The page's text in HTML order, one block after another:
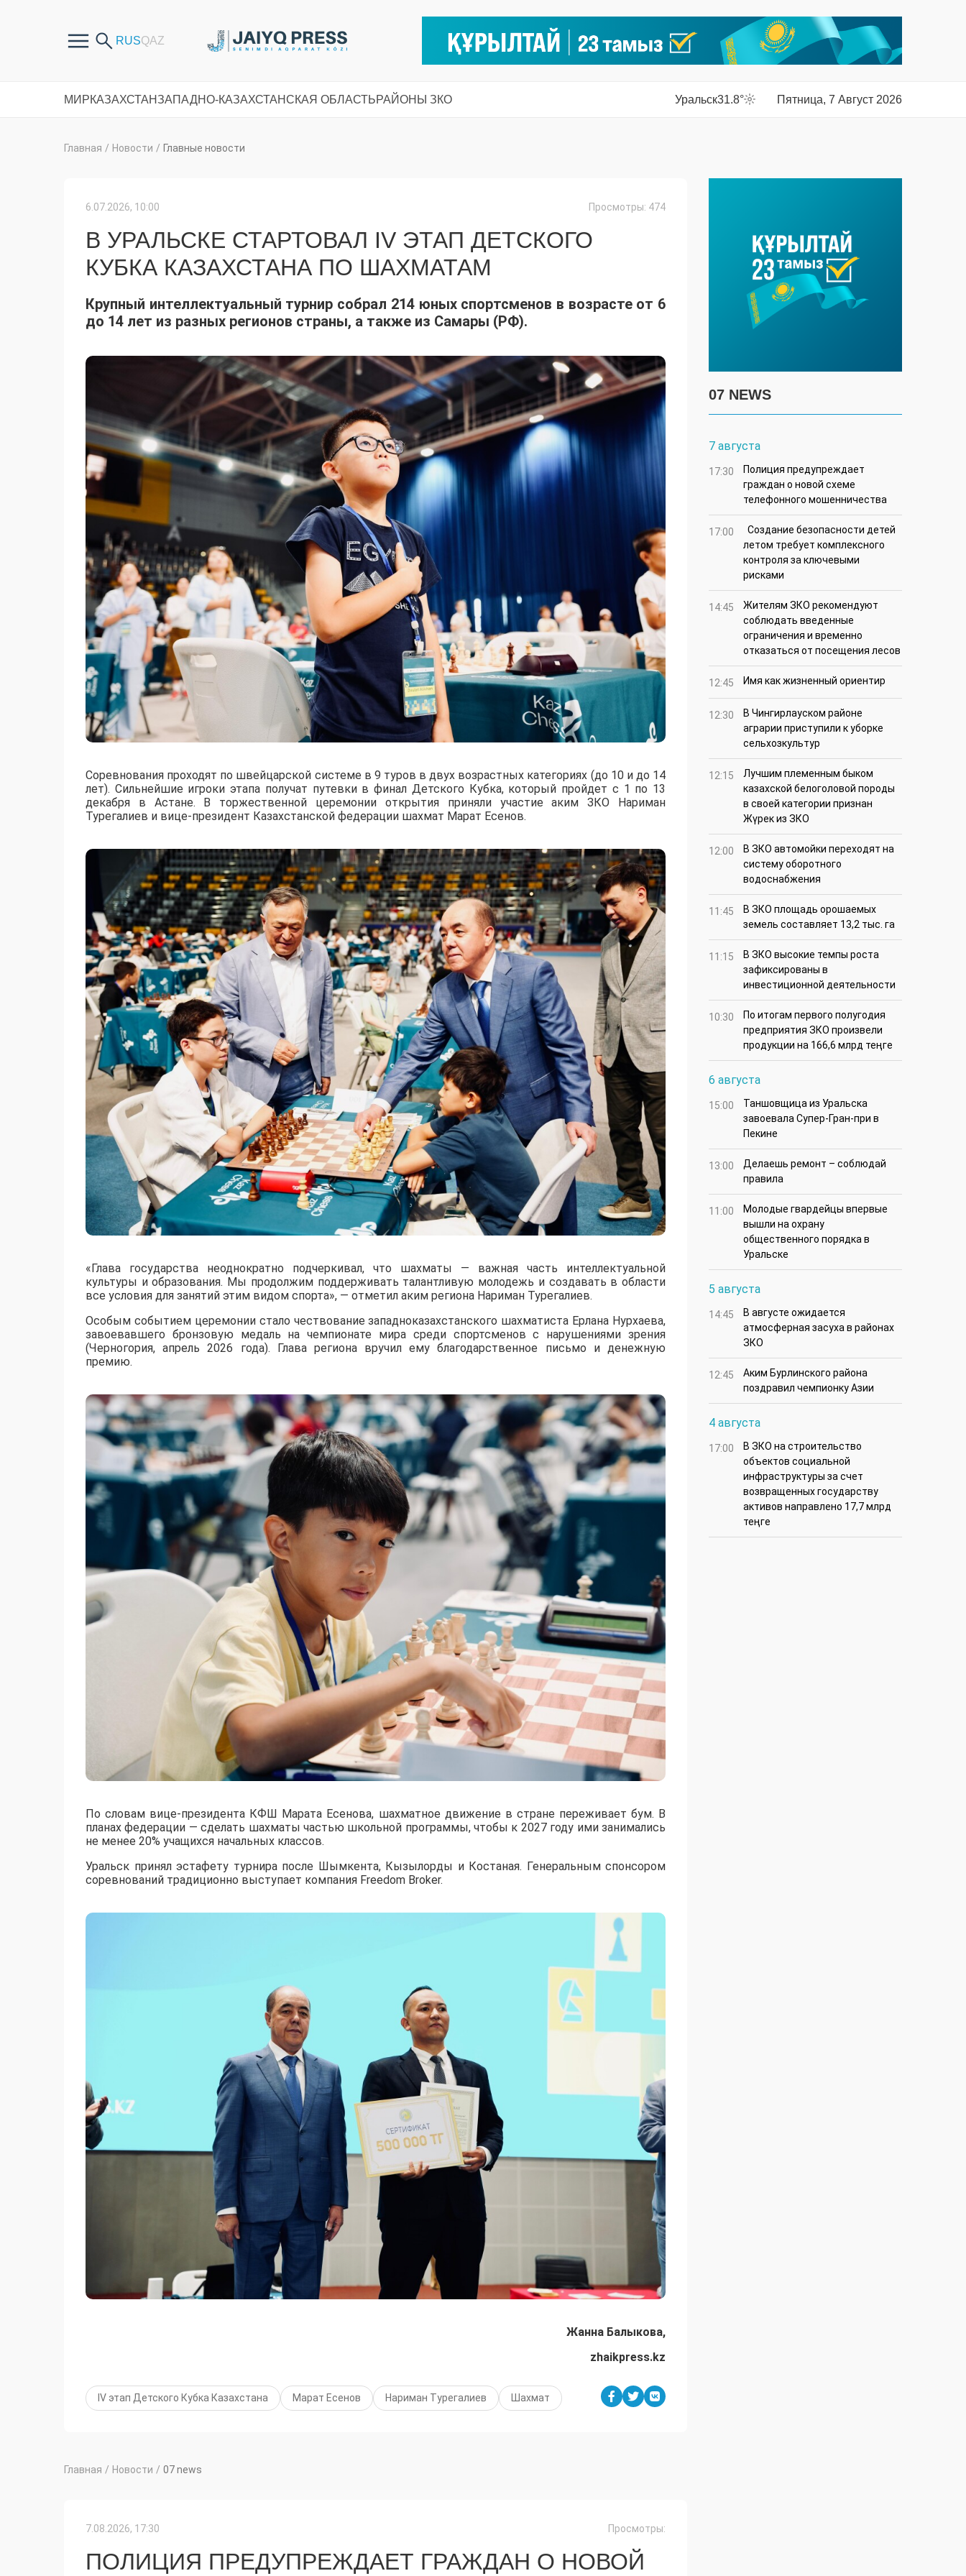
МИРКАЗАХСТАНЗАПАДНО-КАЗАХСТАНСКАЯ ОБЛАСТЬРАЙОНЫ ЗКО Уральск31.8° Пятница, 7 Август 2026
Главная / Новости / Главные новости
6.07.2026, 10:00 Просмотры: 474
В УРАЛЬСКЕ СТАРТОВАЛ IV ЭТАП ДЕТСКОГО
КУБКА КАЗАХСТАНА ПО ШАХМАТАМ
Крупный интеллектуальный турнир собрал 214 юных спортсменов в возрасте от 6
до 14 лет из разных регионов страны, а также из Самары (РФ).
Соревнования проходят по швейцарской системе в 9 туров в двух возрастных категориях (до 10 и до 14
лет). Сильнейшие игроки этапа получат путевки в финал Детского Кубка, который пройдет с 1 по 13
декабря в Астане. В торжественной церемонии открытия приняли участие аким ЗКО Нариман
Турегалиев и вице-президент Казахстанской федерации шахмат Марат Есенов.
«Глава государства неоднократно подчеркивал, что шахматы — важная часть интеллектуальной
культуры и образования. Мы продолжим поддерживать талантливую молодежь и создавать в области
все условия для занятий этим видом спорта», — отметил аким региона Нариман Турегалиев.
Особым событием церемонии стало чествование западноказахстанского шахматиста Ерлана Нурхаева,
завоевавшего бронзовую медаль на чемпионате мира среди спортсменов с нарушениями зрения
(Черногория, апрель 2026 года). Глава региона вручил ему благодарственное письмо и денежную
премию.
По словам вице-президента КФШ Марата Есенова, шахматное движение в стране переживает бум. В
планах федерации — сделать шахматы частью школьной программы, чтобы к 2027 году ими занимались
не менее 20% учащихся начальных классов.
Уральск принял эстафету турнира после Шымкента, Кызылорды и Костаная. Генеральным спонсором
соревнований традиционно выступает компания Freedom Broker.
Жанна Балыкова,
zhaikpress.kz
IV этап Детского Кубка Казахстана Марат Есенов Нариман Турегалиев Шахмат
Главная / Новости / 07 news
7.08.2026, 17:30 Просмотры:
ПОЛИЦИЯ ПРЕДУПРЕЖДАЕТ ГРАЖДАН О НОВОЙ
07 NEWS
7 августа
17:30
Полиция предупреждает
граждан о новой схеме
телефонного мошенничества
17:00
Создание безопасности детей
летом требует комплексного
контроля за ключевыми
рисками
14:45
Жителям ЗКО рекомендуют
соблюдать введенные
ограничения и временно
отказаться от посещения лесов
12:45 Имя как жизненный ориентир
12:30
В Чингирлауском районе
аграрии приступили к уборке
сельхозкультур
12:15
Лучшим племенным быком
казахской белоголовой породы
в своей категории признан
Жүрек из ЗКО
12:00
В ЗКО автомойки переходят на
систему оборотного
водоснабжения
11:45
В ЗКО площадь орошаемых
земель составляет 13,2 тыс. га
11:15
В ЗКО высокие темпы роста
зафиксированы в
инвестиционной деятельности
10:30
По итогам первого полугодия
предприятия ЗКО произвели
продукции на 166,6 млрд теңге
6 августа
15:00
Таншовщица из Уральска
завоевала Супер-Гран-при в
Пекине
13:00
Делаешь ремонт – соблюдай
правила
11:00
Молодые гвардейцы впервые
вышли на охрану
общественного порядка в
Уральске
5 августа
14:45
В августе ожидается
атмосферная засуха в районах
ЗКО
12:45
Аким Бурлинского района
поздравил чемпионку Азии
4 августа
17:00
В ЗКО на строительство
объектов социальной
инфраструктуры за счет
возвращенных государству
активов направлено 17,7 млрд
теңге